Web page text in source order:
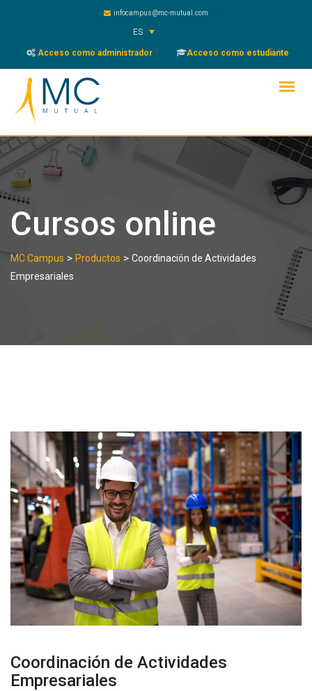
infocampus@mc-mutual.com
ES
Acceso como administrador Acceso como estudiante
Cursos online
MC Campus > Productos > Coordinación de Actividades
Empresariales
Coordinación de Actividades
Empresariales